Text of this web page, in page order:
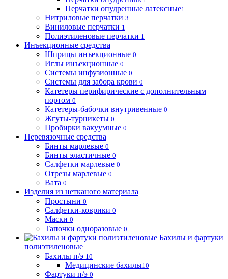
Перчатки опудренные латексные1
Нитриловые перчатки 3
Виниловые перчатки 1
Полиэтиленовые перчатки 1
Инъекционные средства
Шприцы инъекционные 0
Иглы инъекционные 0
Системы инфузионные 0
Системы для забора крови 0
Катетеры перифирические с дополнительным
портом 0
Катетеры-бабочки внутривенные 0
Жгуты-турникеты 0
Пробирки вакуумные 0
Перевязочные средства
Бинты марлевые 0
Бинты эластичные 0
Салфетки марлевые 0
Отрезы марлевые 0
Вата 0
Изделия из нетканого материала
Простыни 0
Салфетки-коврики 0
Маски 0
Тапочки одноразовые 0
Бахилы и фартуки
полиэтиленовые
Бахилы п/э 10
Медицинские бахилы10
Фартуки п/э 0